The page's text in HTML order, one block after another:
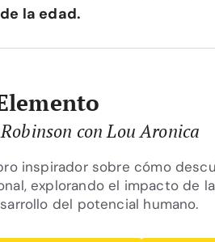
la edad.
con Lou Aronica
inspirador sobre cómo
explorando el impacto de
del potencial humano.